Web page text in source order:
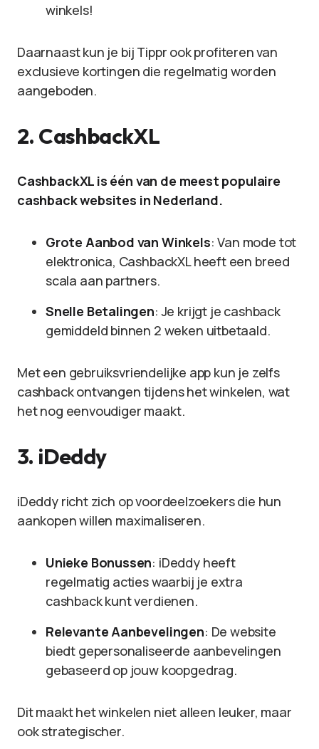
winkels!
Daarnaast kun je bij Tippr ook profiteren van
exclusieve kortingen die regelmatig worden
aangeboden.
2. CashbackXL
CashbackXL is één van de meest populaire
cashback websites in Nederland.
Grote Aanbod van Winkels: Van mode tot
elektronica, CashbackXL heeft een breed
scala aan partners.
Snelle Betalingen: Je krijgt je cashback
gemiddeld binnen 2 weken uitbetaald.
Met een gebruiksvriendelijke app kun je zelfs
cashback ontvangen tijdens het winkelen, wat
het nog eenvoudiger maakt.
3. iDeddy
iDeddy richt zich op voordeelzoekers die hun
aankopen willen maximaliseren.
Unieke Bonussen: iDeddy heeft
regelmatig acties waarbij je extra
cashback kunt verdienen.
Relevante Aanbevelingen: De website
biedt gepersonaliseerde aanbevelingen
gebaseerd op jouw koopgedrag.
Dit maakt het winkelen niet alleen leuker, maar
ook strategischer.